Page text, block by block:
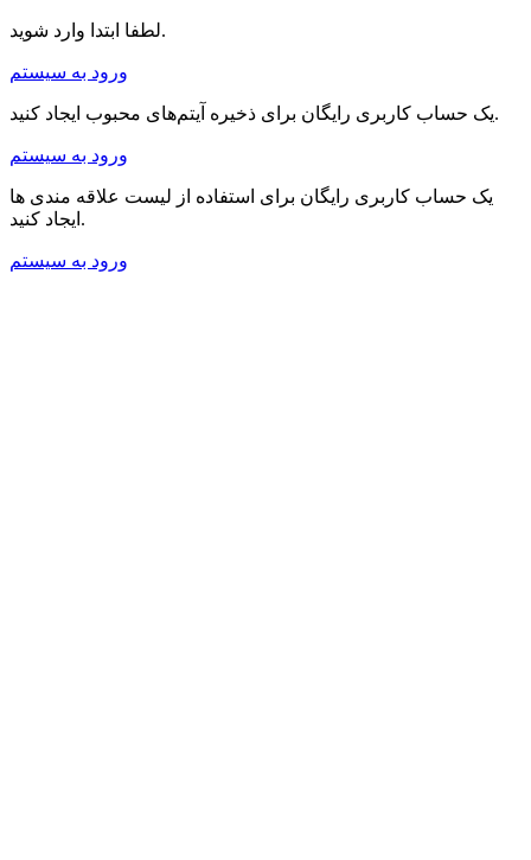
لطفا ابتدا وارد شوید.
ورود به سیستم
یک حساب کاربری رایگان برای ذخیره آیتم‌های محبوب ایجاد کنید.
ورود به سیستم
یک حساب کاربری رایگان برای استفاده از لیست علاقه مندی ها
ایجاد کنید.
ورود به سیستم